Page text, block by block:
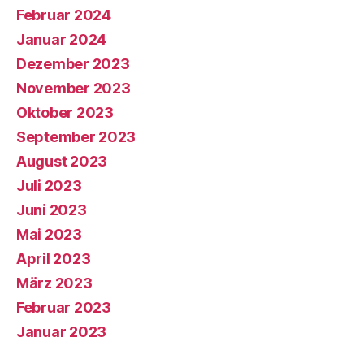
Februar 2024
Januar 2024
Dezember 2023
November 2023
Oktober 2023
September 2023
August 2023
Juli 2023
Juni 2023
Mai 2023
April 2023
März 2023
Februar 2023
Januar 2023